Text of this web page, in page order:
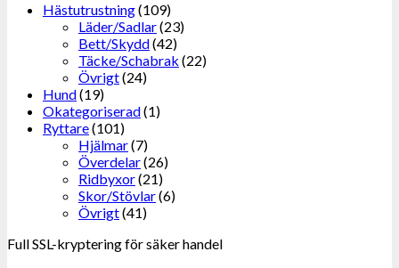
Hästutrustning(109)
Läder/Sadlar(23)
Bett/Skydd(42)
Täcke/Schabrak (22)
Övrigt(24)
Hund(19)
Okategoriserad(1)
Ryttare(101)
Hjälmar(7)
Överdelar(26)
Ridbyxor(21)
Skor/Stövlar(6)
Övrigt(41)
Full SSL-kryptering för säker handel